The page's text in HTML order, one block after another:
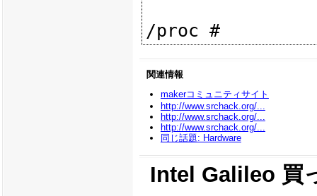
関連情報
makerコミュニティサイト
http://www.srchack.org/...
http://www.srchack.org/...
http://www.srchack.org/...
同じ話題: Hardware
Intel Galileo 買